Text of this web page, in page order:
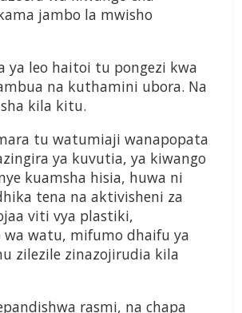
jambo la mwisho
ya leo haitoi tu pongezi kwa
na kuthamini ubora. Na
kila kitu.
tu watumiaji wanapopata
ya kuvutia, ya kiwango
kuamsha hisia, huwa ni
tena na aktivisheni za
viti vya plastiki,
wa watu, mifumo dhaifu ya
zilezile zinazojirudia kila
rasmi, na chapa